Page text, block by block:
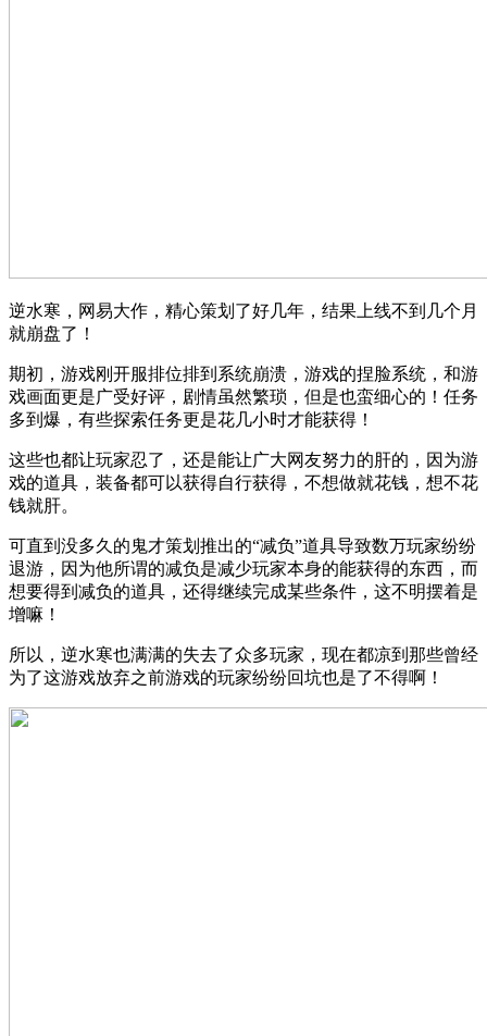
逆水寒，网易大作，精心策划了好几年，结果上线不到几个月
就崩盘了！
期初，游戏刚开服排位排到系统崩溃，游戏的捏脸系统，和游
戏画面更是广受好评，剧情虽然繁琐，但是也蛮细心的！任务
多到爆，有些探索任务更是花几小时才能获得！
这些也都让玩家忍了，还是能让广大网友努力的肝的，因为游
戏的道具，装备都可以获得自行获得，不想做就花钱，想不花
钱就肝。
可直到没多久的鬼才策划推出的“减负”道具导致数万玩家纷纷
退游，因为他所谓的减负是减少玩家本身的能获得的东西，而
想要得到减负的道具，还得继续完成某些条件，这不明摆着是
增嘛！
所以，逆水寒也满满的失去了众多玩家，现在都凉到那些曾经
为了这游戏放弃之前游戏的玩家纷纷回坑也是了不得啊！